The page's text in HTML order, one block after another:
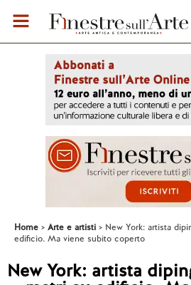
Home Arte e artisti
New York: artista
edificio. Ma viene subito coperto
New York: artista